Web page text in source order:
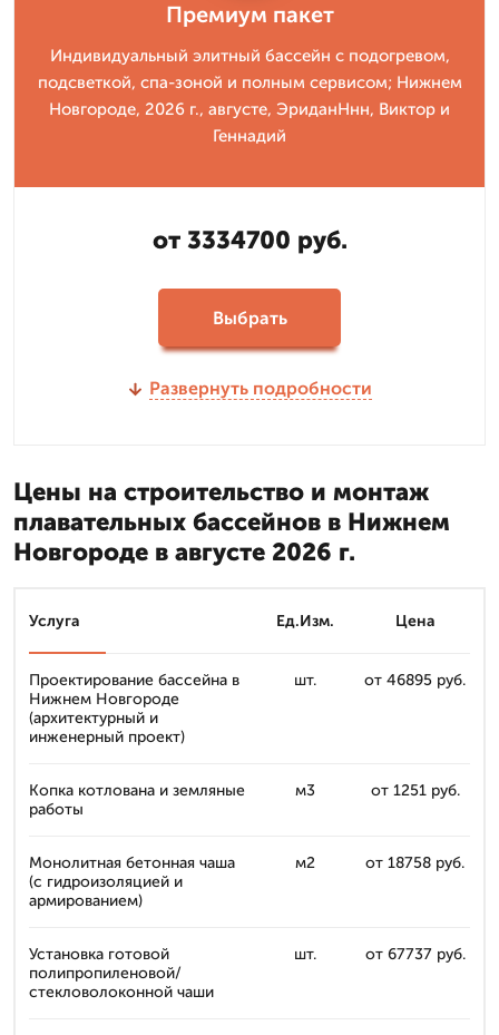
Премиум пакет
Индивидуальный элитный бассейн с подогревом,
подсветкой, спа-зоной и полным сервисом; Нижнем
Новгороде, 2026 г., августе, ЭриданНнн, Виктор и
Геннадий
от 3334700 руб.
Выбрать
Развернуть подробности
Цены на строительство и монтаж
плавательных бассейнов в Нижнем
Новгороде в августе 2026 г.
Услуга Ед.Изм. Цена
Проектирование бассейна в
Нижнем Новгороде
(архитектурный и
инженерный проект)
шт. от 46895 руб.
Копка котлована и земляные
работы
м3 от 1251 руб.
Монолитная бетонная чаша
(с гидроизоляцией и
армированием)
м2 от 18758 руб.
Установка готовой
полипропиленовой/
стекловолоконной чаши
шт. от 67737 руб.